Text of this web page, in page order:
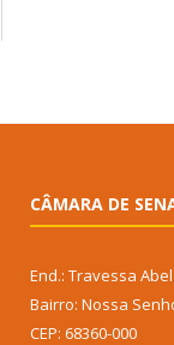
CÂMARA DE
End.: Travessa
Bairro: Nossa
CEP: 68360-000